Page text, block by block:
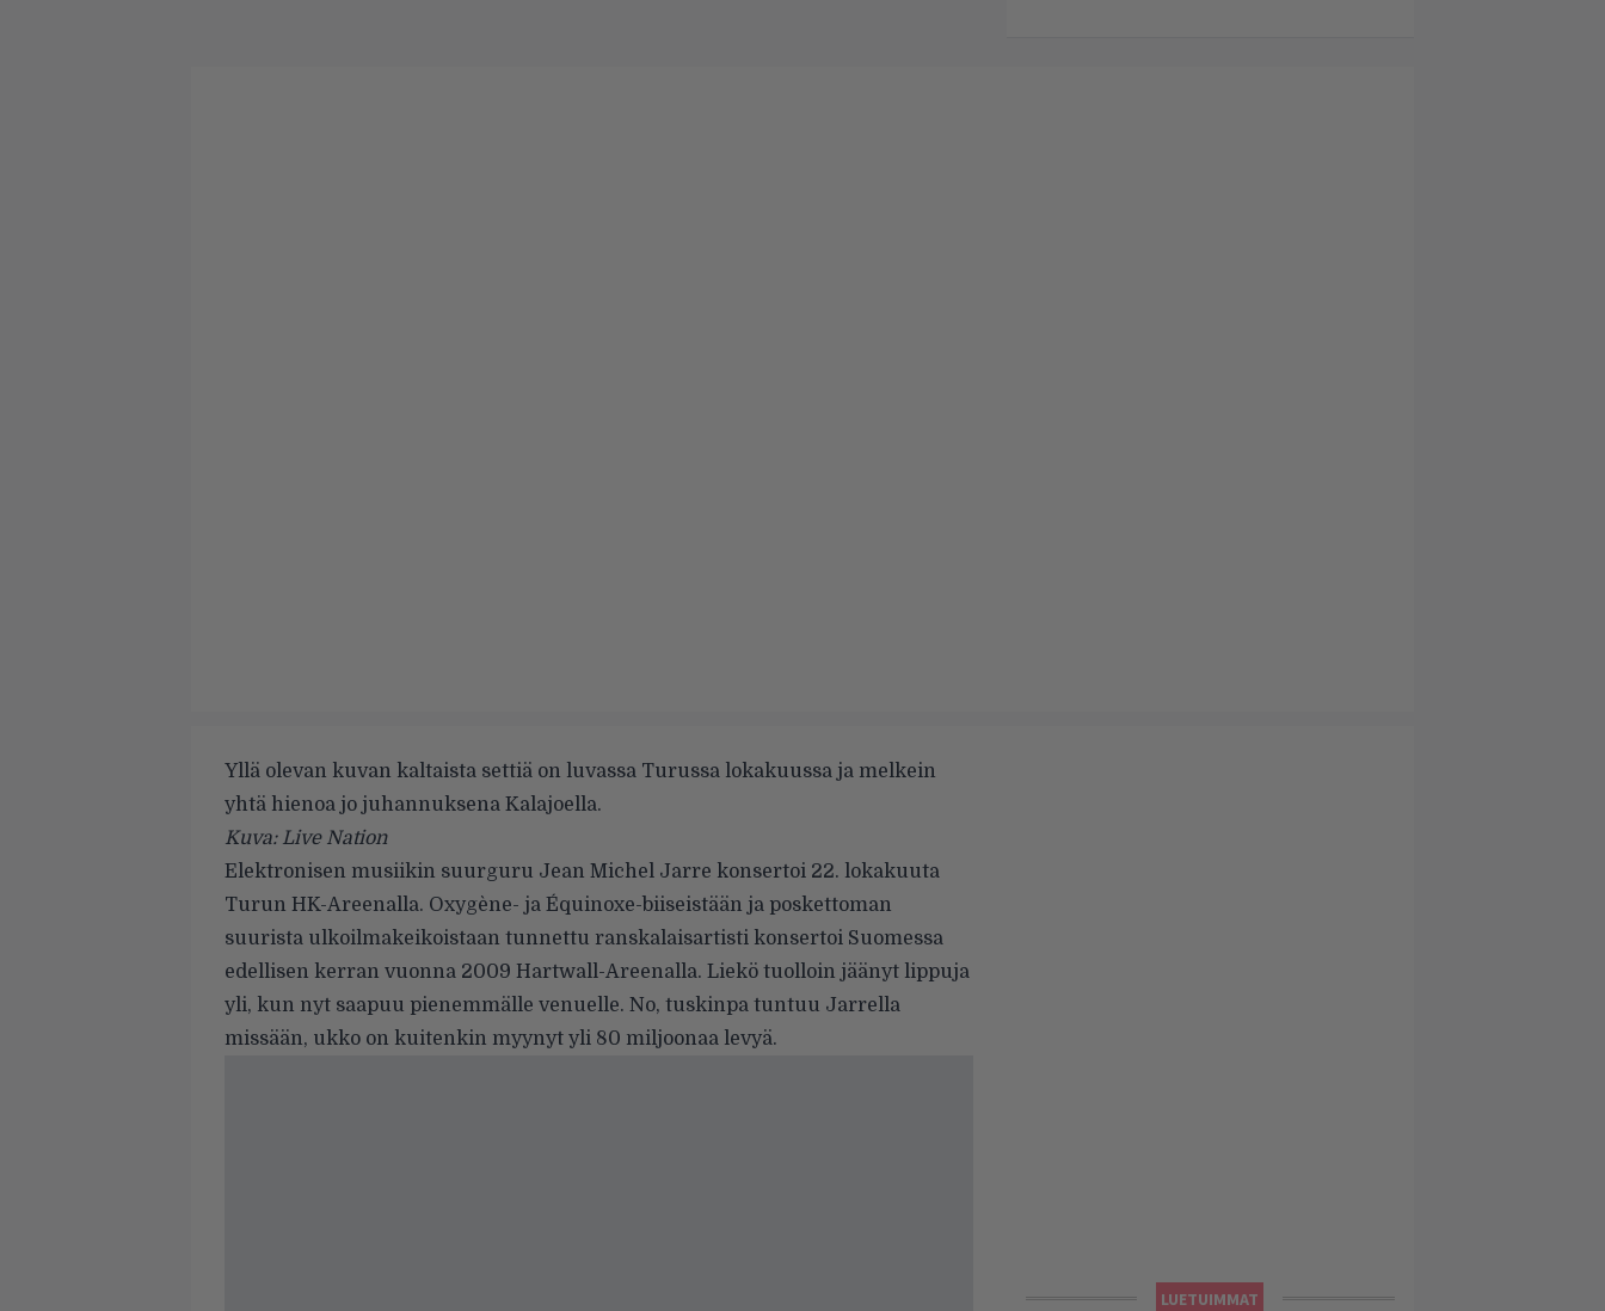
Yllä olevan kuvan kaltaista settiä on luvassa Turussa lokakuussa ja melkein
yhtä hienoa jo juhannuksena Kalajoella.
Kuva: Live Nation
Elektronisen musiikin suurguru Jean Michel Jarre konsertoi 22. lokakuuta
Turun HK-Areenalla. Oxygène- ja Équinoxe-biiseistään ja poskettoman
suurista ulkoilmakeikoistaan tunnettu ranskalaisartisti konsertoi Suomessa
edellisen kerran vuonna 2009 Hartwall-Areenalla. Liekö tuolloin jäänyt lippuja
yli, kun nyt saapuu pienemmälle venuelle. No, tuskinpa tuntuu Jarrella
missään, ukko on kuitenkin myynyt yli 80 miljoonaa levyä.
LUETUIMMAT